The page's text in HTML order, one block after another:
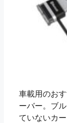
車載用のお
ーバー。ブ
ていないカ